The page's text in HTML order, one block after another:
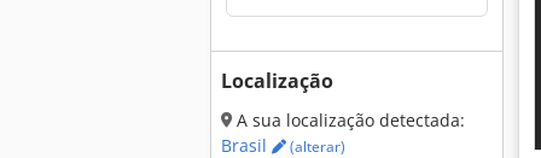
Localização
A sua localização detectada:
Brasil
(alterar)